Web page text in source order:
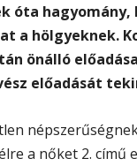
óta
a hölgyeknek.
önálló
előadását
a nőket 2. című